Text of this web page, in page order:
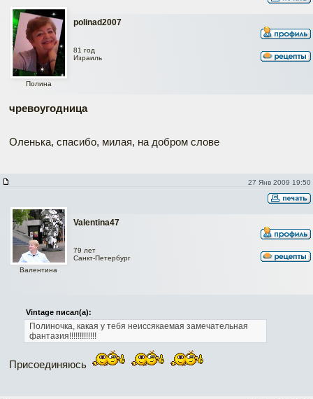
polinad2007
Полина
81 год
Израиль
чревоугодница
Оленька, спасибо, милая, на добром слове
27 Янв 2009 19:50
Valentina47
Валентина
79 лет
Cанкт-Петербург
Vintage писал(а):
Полиночка, какая у тебя неиссякаемая замечательная
фантазия!!!!!!!!!!!!!
Присоединяюсь